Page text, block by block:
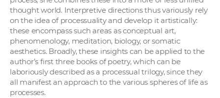
thought world. Interpretive directions thus variously rely
on the idea of processuality and develop it artistically:
these encompass such areas as conceptual art,
phenomenology, meditation, biology, or somatic
aesthetics. Broadly, these insights can be applied to the
author’s first three books of poetry, which can be
laboriously described as a processual trilogy, since they
all manifest an approach to the various spheres of life as
processes.